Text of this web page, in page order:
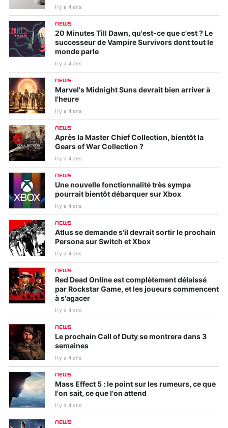
Il y a 4 ans
NEWS
20 Minutes Till Dawn, qu'est-ce que c'est ? Le
successeur de Vampire Survivors dont tout le
monde parle
Il y a 4 ans
NEWS
Marvel's Midnight Suns devrait bien arriver à
l'heure
Il y a 4 ans
NEWS
Après la Master Chief Collection, bientôt la
Gears of War Collection ?
Il y a 4 ans
NEWS
Une nouvelle fonctionnalité très sympa
pourrait bientôt débarquer sur Xbox
Il y a 4 ans
NEWS
Atlus se demande s'il devrait sortir le prochain
Persona sur Switch et Xbox
Il y a 4 ans
NEWS
Red Dead Online est complètement délaissé
par Rockstar Game, et les joueurs commencent
à s'agacer
Il y a 4 ans
NEWS
Le prochain Call of Duty se montrera dans 3
semaines
Il y a 4 ans
NEWS
Mass Effect 5 : le point sur les rumeurs, ce que
l'on sait, ce que l'on attend
Il y a 4 ans
NEWS